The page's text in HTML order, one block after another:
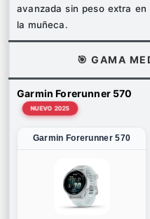
avanzada sin peso extra en
la muñeca.
🎯 GAMA
Garmin Forerunner 570
NUEVO 2025
Garmin Forerunner 570